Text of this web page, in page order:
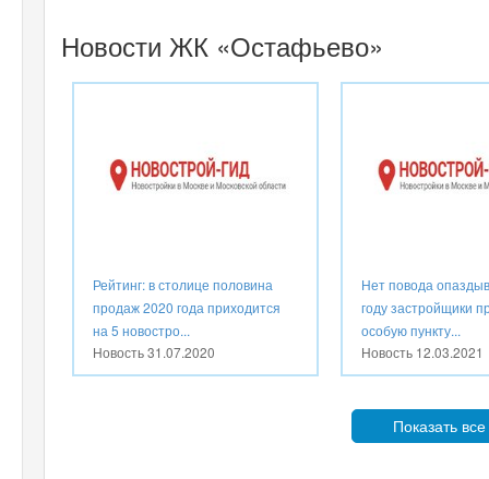
Новости ЖК «Остафьево»
Рейтинг: в столице половина
продаж 2020 года приходится
на 5 новостро...
Новость31.07.2020
Нет повода
году застройщики
особую пункту...
Новость 12.03.2021
Показать